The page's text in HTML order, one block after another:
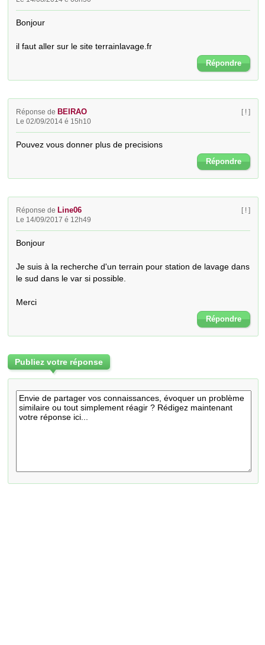
Bonjour
il faut aller sur le site terrainlavage.fr
Répondre
Réponse de BEIRAO
Le 02/09/2014 é 15h10
[ ! ]
Pouvez vous donner plus de precisions
Répondre
Réponse de Line06
Le 14/09/2017 é 12h49
[ ! ]
Bonjour
Je suis à la recherche d'un terrain pour station de lavage dans
le sud dans le var si possible.
Merci
Répondre
Publiez votre réponse